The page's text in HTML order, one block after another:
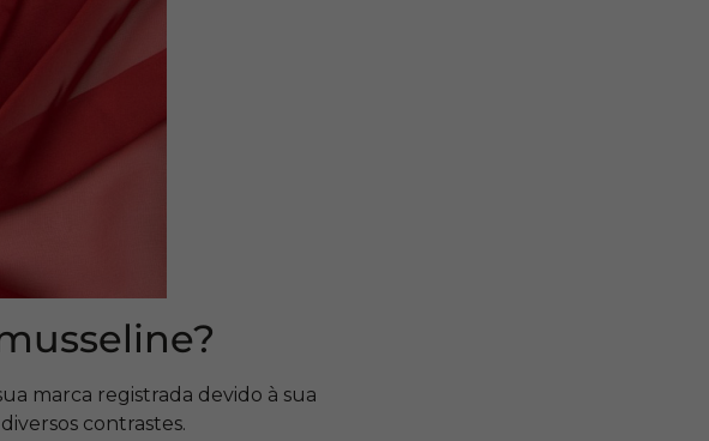
marca registrada devido à sua
contrastes.